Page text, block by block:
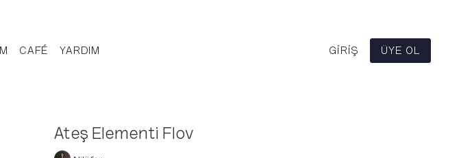
CAFÉ YARDIM GIRIŞ ÜYE OL
Ateş Elementi Flov